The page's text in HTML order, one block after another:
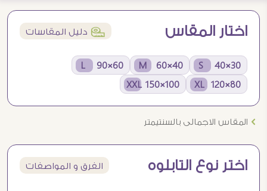
اختار المقاس í دليل المقاسات
30×40 S
40×60 M
60×90 L
80×120 XL
100×150 XXL
Ö المقاس الاجمالى بالسنتيمتر
اختر نوع التابلوه الفرق و المواصفات